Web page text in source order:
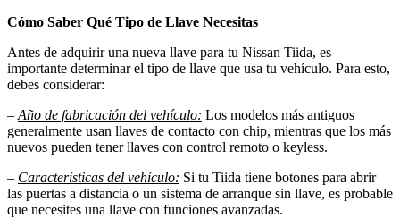
Cómo Saber Qué Tipo de Llave Necesitas
Antes de adquirir una nueva llave para tu Nissan Tiida, es
importante determinar el tipo de llave que usa tu vehículo. Para esto,
debes considerar:
– Año de fabricación del vehículo: Los modelos más antiguos
generalmente usan llaves de contacto con chip, mientras que los más
nuevos pueden tener llaves con control remoto o keyless.
– Características del vehículo: Si tu Tiida tiene botones para abrir
las puertas a distancia o un sistema de arranque sin llave, es probable
que necesites una llave con funciones avanzadas.